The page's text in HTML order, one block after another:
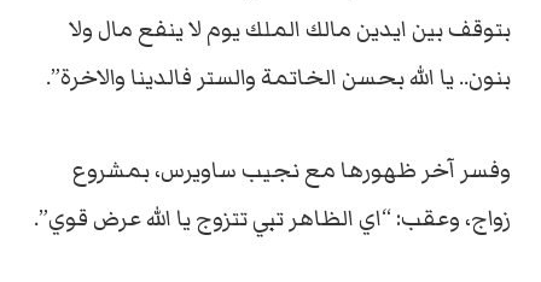
بتوقف بين ايدين مالك الملك يوم لا ينفع مال ولا
بنون.. يا الله بحسن الخاتمة والستر فالدينا والاخرة”.
وفسر آخر ظهورها مع نجيب ساويرس، بمشروع
زواج، وعقب: “اي الظاهر تبي تتزوج يا الله عرض قوي”.